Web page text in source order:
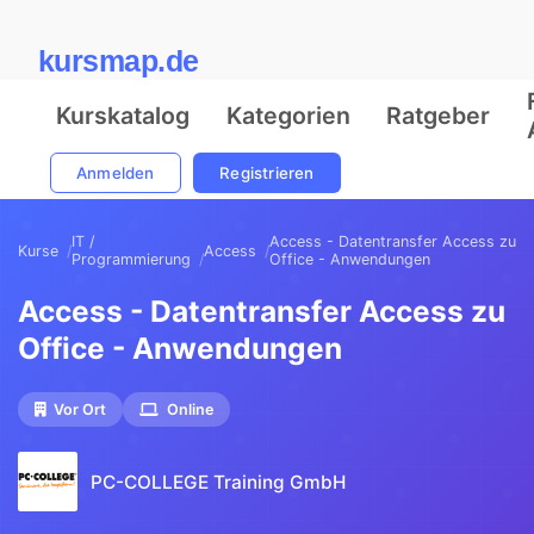
kursmap.de
Kurskatalog Kategorien Ratgeber
Anmelden Registrieren
Kurse
IT /
Programmierung
Access
Access - Datentransfer Access zu
Office - Anwendungen
Access - Datentransfer Access zu
Office - Anwendungen
Vor Ort Online
PC-COLLEGE Training GmbH